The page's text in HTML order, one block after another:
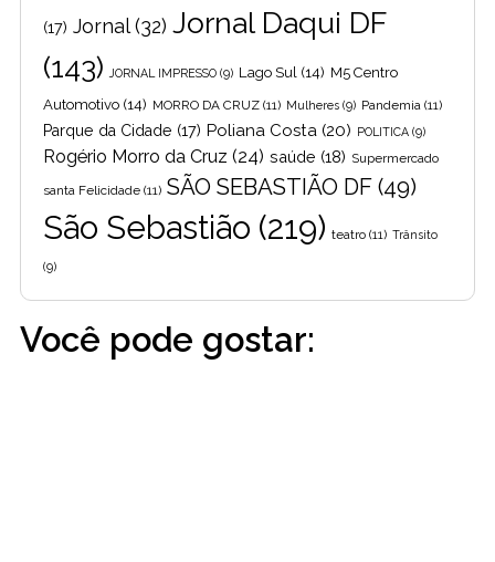
(17) Jornal(32) Jornal Daqui DF
(143)
JORNAL IMPRESSO (9) Lago Sul (14) M5 Centro
Automotivo (14) MORRO DA CRUZ (11) Mulheres (9) Pandemia (11)
Parque da Cidade (17) Poliana Costa (20) POLITICA (9)
Rogério Morro da Cruz (24) saúde (18) Supermercado
santa Felicidade (11) SÃO SEBASTIÃO DF (49)
São Sebastião (219) teatro (11) Trânsito
(9)
Você pode gostar: